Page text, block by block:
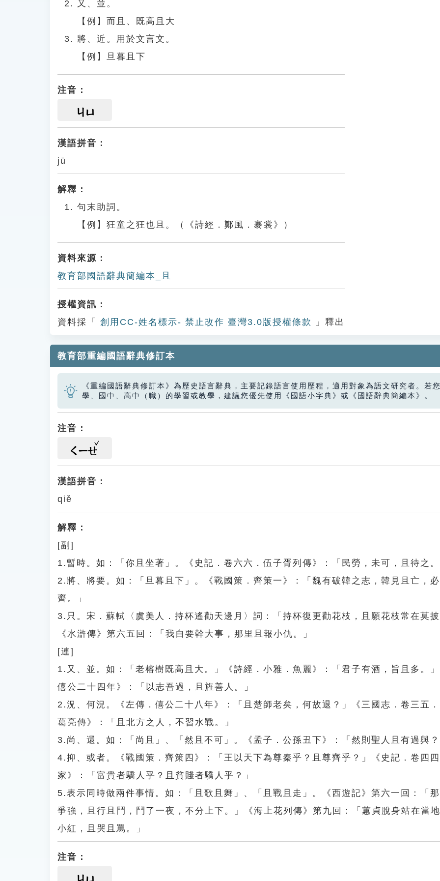
又、並。
【例】而且、既高且大
將、近。用於文言文。
【例】旦暮且下
注音：
ㄐㄩ
漢語拼音：
jū
解釋：
句末助詞。
【例】狂童之狂也且。（《詩經．鄭風．褰裳》）
資料來源：
教育部國語辭典簡編本_且
授權資訊：
資料採「
創用CC-姓名標示- 禁止改作 臺灣3.0版授權條款 」釋出
教育部重編國語辭典修訂本
《重編國語辭典修訂本》為歷史語言辭典，主要記錄語言使用歷程，適用對象為語文研究者。若
學、國中、高中（職）的學習或教學，建議您優先使用《國語小字典》或《國語辭典簡編本》。
注音：
ㄑㄧㄝ
漢語拼音：
qiě
解釋：
[副]
1.暫時。如：「你且坐著」。《史記．卷六六．伍子胥列傳》：「民勞，未可，且待之
2.將、將要。如：「旦暮且下」。《戰國策．齊策一》：「魏有破韓之志，韓見且亡，
齊。」
3.只。宋．蘇軾〈虞美人．持杯遙勸天邊月〉詞：「持杯復更勸花枝，且願花枝常在莫
《水滸傳》第六五回：「我自要幹大事，那里且報小仇。」
[連]
1.又、並。如：「老榕樹既高且大。」《詩經．小雅．魚麗》：「君子有酒，旨且多。
僖公二十四年》：「以志吾過，且旌善人。」
2.況、何況。《左傳．僖公二十八年》：「且楚師老矣，何故退？」《三國志．卷三五
葛亮傳》：「且北方之人，不習水戰。」
3.尚、還。如：「尚且」、「然且不可」。《孟子．公孫丑下》：「然則聖人且有過與
4.抑、或者。《戰國策．齊策四》：「王以天下為尊秦乎？且尊齊乎？」《史記．卷四
家》：「富貴者驕人乎？且貧賤者驕人乎？」
5.表示同時做兩件事情。如：「且歌且舞」、「且戰且走」。《西遊記》第六一回：「
爭強，且行且鬥，鬥了一夜，不分上下。」《海上花列傳》第九回：「蕙貞脫身站在當
小紅，且哭且罵。」
注音：